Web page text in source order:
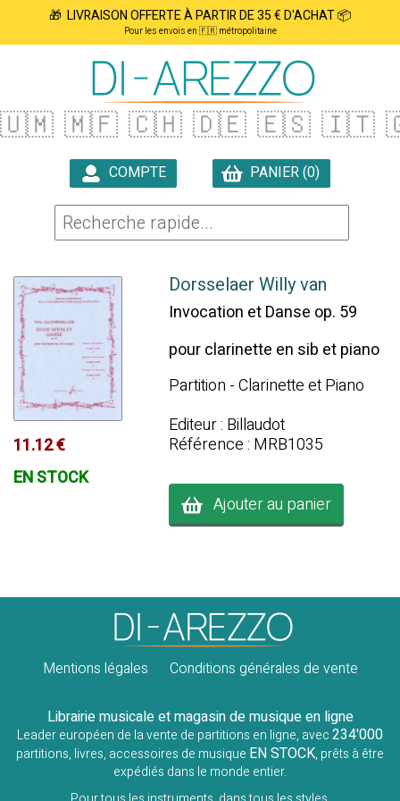
🎁 LIVRAISON OFFERTE À PARTIR DE 35 € D'ACHAT 📦
Pour les envois en 🇫🇷 métropolitaine
🇺🇲 🇲🇫 🇨🇭 🇩🇪 🇪🇸 🇮🇹
COMPTE
PANIER (0)
11.12 €
EN STOCK
Dorsselaer Willy van
Invocation et Danse op. 59
pour clarinette en sib et piano
Partition - Clarinette et Piano
Editeur : Billaudot
Référence : MRB1035
Ajouter au panier
Mentions légales Conditions générales de vente
Librairie musicale et magasin de musique en ligne
Leader européen de la vente de partitions en ligne, avec234'000
partitions, livres, accessoires de musique EN STOCK, prêts à être
expédiés dans le monde entier.